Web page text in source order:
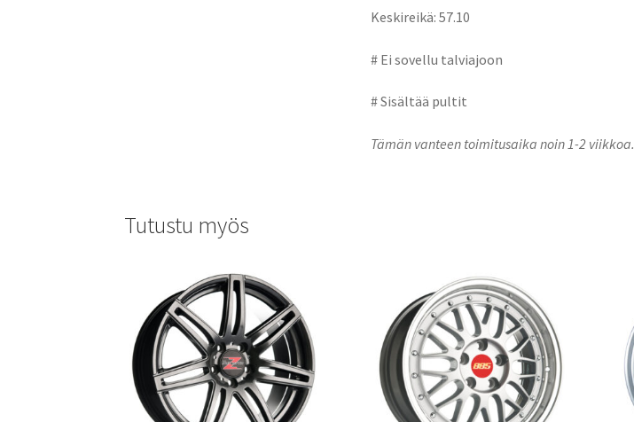
Keskireikä: 57.10
# Ei sovellu talviajoon
# Sisältää pultit
Tämän vanteen toimitusaika noin 1-2 viikkoa.
Tutustu myös